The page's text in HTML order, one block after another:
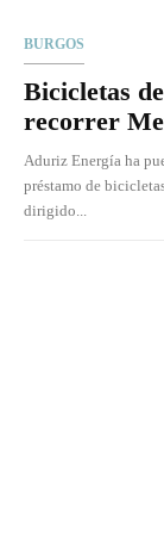
BURGOS
Bicicletas
recorrer
Aduriz Energía ha
préstamo de
dirigido...